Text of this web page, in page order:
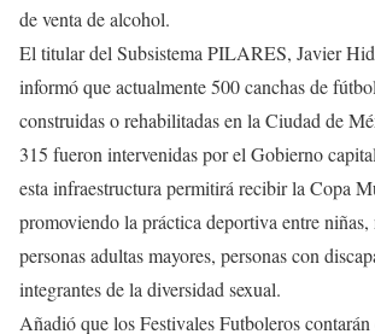
de venta de alcohol.
El titular del Subsistema PILARES, Javier
informó que actualmente 500 canchas de
construidas o rehabilitadas en la Ciudad de
315 fueron intervenidas por el Gobierno
esta infraestructura permitirá recibir la Copa
promoviendo la práctica deportiva entre niñas,
personas adultas mayores, personas con
integrantes de la diversidad sexual.
Añadió que los Festivales Futboleros